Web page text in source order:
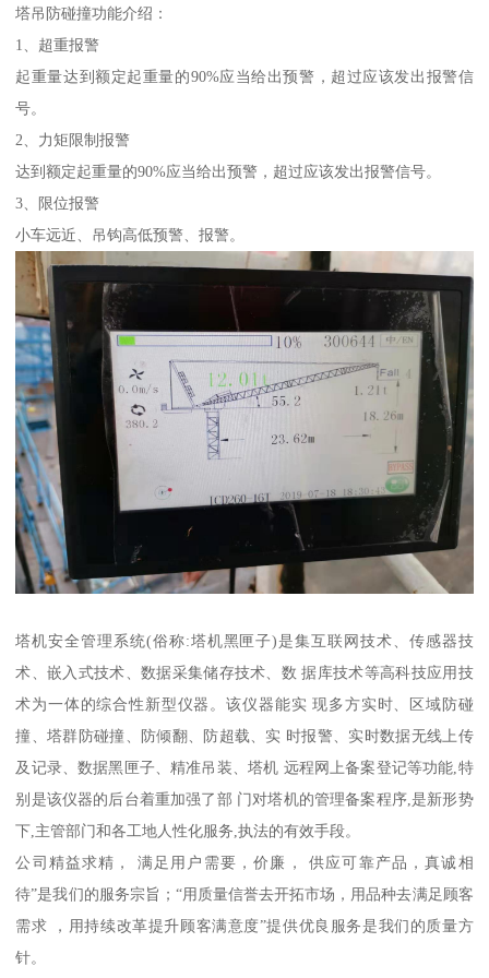
塔吊防碰撞功能介绍：
1、超重报警
起重量达到额定起重量的90%应当给出预警，超过应该发出报警信
号。
2、力矩限制报警
达到额定起重量的90%应当给出预警，超过应该发出报警信号。
3、限位报警
小车远近、吊钩高低预警、报警。
塔机安全管理系统(俗称:塔机黑匣子)是集互联网技术、传感器技
术、嵌入式技术、数据采集储存技术、数 据库技术等高科技应用技
术为一体的综合性新型仪器。该仪器能实 现多方实时、区域防碰
撞、塔群防碰撞、防倾翻、防超载、实 时报警、实时数据无线上传
及记录、数据黑匣子、精准吊装、塔机 远程网上备案登记等功能,特
别是该仪器的后台着重加强了部 门对塔机的管理备案程序,是新形势
下,主管部门和各工地人性化服务,执法的有效手段。
公司精益求精， 满足用户需要，价廉， 供应可靠产品，真诚相
待”是我们的服务宗旨；“用质量信誉去开拓市场，用品种去满足顾客
需求 ，用持续改革提升顾客满意度”提供优良服务是我们的质量方
针。